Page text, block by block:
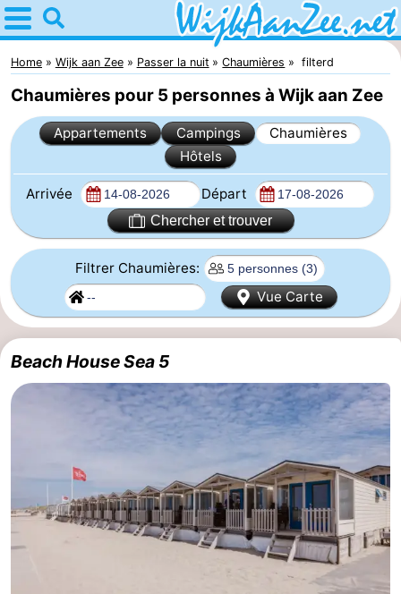
Home
Wijk
aan
Zee
Astuces
Avec
enfants
la
nuit
Appartements
Campings
Chaumières
Hôtels
Last
et
faire
Lieux
d'intérêt
-
Home Wijk aan Zee Passer la nuit Chaumières filterd
Chaumières pour 5 personnes à Wijk aan Zee
Appartements Campings
Chaumières
Hôtels
Arrivée Départ
Chercher et trouver
Filtrer Chaumières:
Vue Carte
Beach House Sea 5